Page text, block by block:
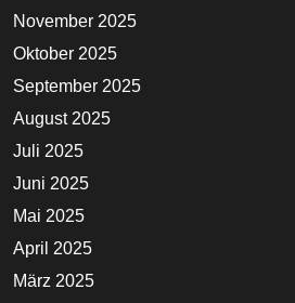
November 2025
Oktober 2025
September 2025
August 2025
Juli 2025
Juni 2025
Mai 2025
April 2025
März 2025